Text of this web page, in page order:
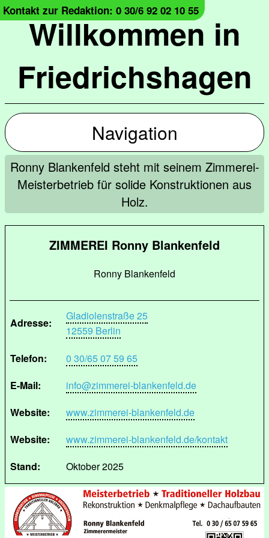
Willkommen in
Friedrichshagen
Kontakt zur Redaktion: 0 30/6 92 02 10 55
Navigation
Ronny Blankenfeld steht mit seinem Zimmerei-
Meisterbetrieb für solide Konstruktionen aus
Holz.
ZIMMEREI Ronny Blankenfeld
Ronny Blankenfeld
Adresse:
Gladiolenstraße 25
12559 Berlin
Telefon:
0 30/65 07 59 65
E-Mail:
info@zimmerei-blankenfeld.de
Website:
www.zimmerei-blankenfeld.de
Website:
www.zimmerei-blankenfeld.de/kontakt
Stand:
Oktober 2025